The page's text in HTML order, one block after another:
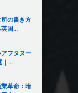
の書き方
英国...
フタヌー
｜...
革命：暗